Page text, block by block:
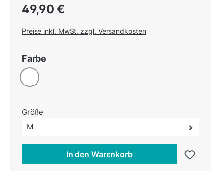
Regulärer Preis:
49,90 €
Preise inkl. MwSt. zzgl. Versandkosten
Farbe
Weiß
Größe
Größe-Auswahl öffnen, aktuell ausgewählt:
M
In den Warenkorb